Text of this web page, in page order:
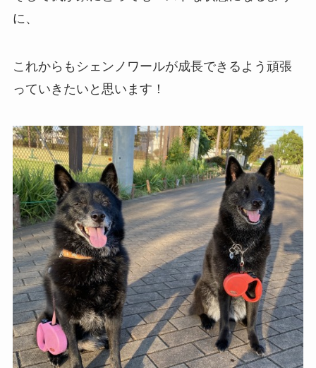
に、
これからもシェンノワールが成長できるよう頑張
っていきたいと思います！